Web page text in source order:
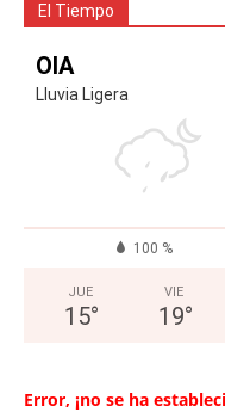
El Tiempo
OIA
Lluvia Ligera
100 %
JUE
15°
VIE
19°
Error, ¡no se ha